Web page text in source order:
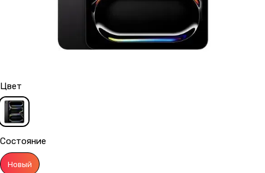
Цвет
Состояние
Новый